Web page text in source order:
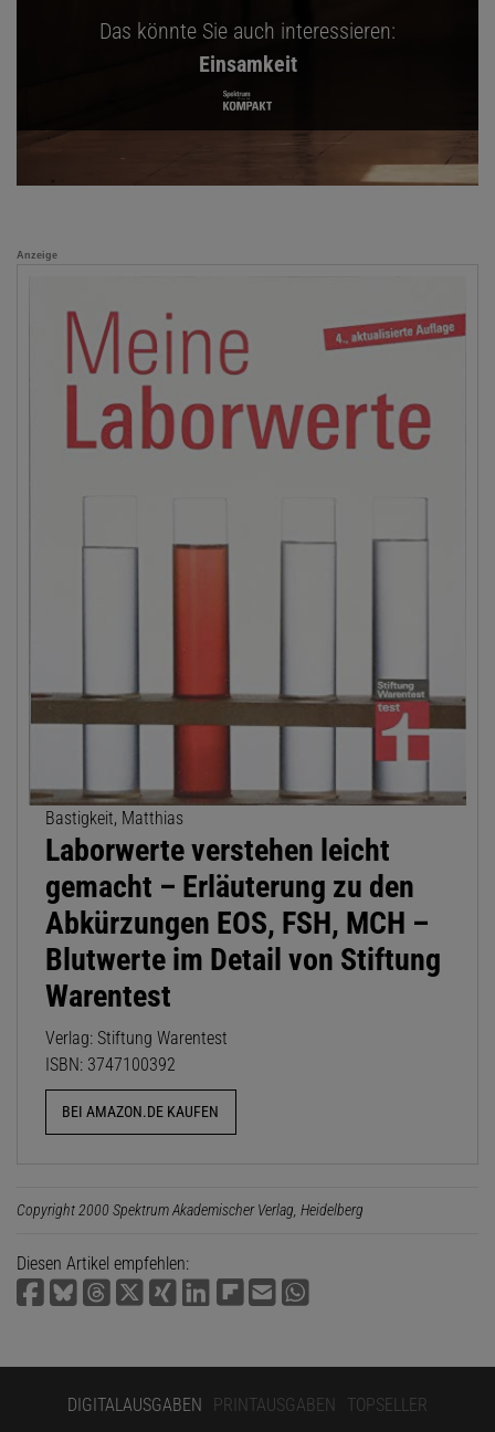
Das könnte Sie auch interessieren:
Einsamkeit
Anzeige
Bastigkeit, Matthias
Laborwerte verstehen leicht
gemacht – Erläuterung zu den
Abkürzungen EOS, FSH, MCH –
Blutwerte im Detail von Stiftung
Warentest
Verlag: Stiftung Warentest
ISBN: 3747100392
BEI AMAZON.DE KAUFEN
Copyright 2000 Spektrum Akademischer Verlag, Heidelberg
Diesen Artikel empfehlen:
DIGITALAUSGABEN PRINTAUSGABEN TOPSELLER